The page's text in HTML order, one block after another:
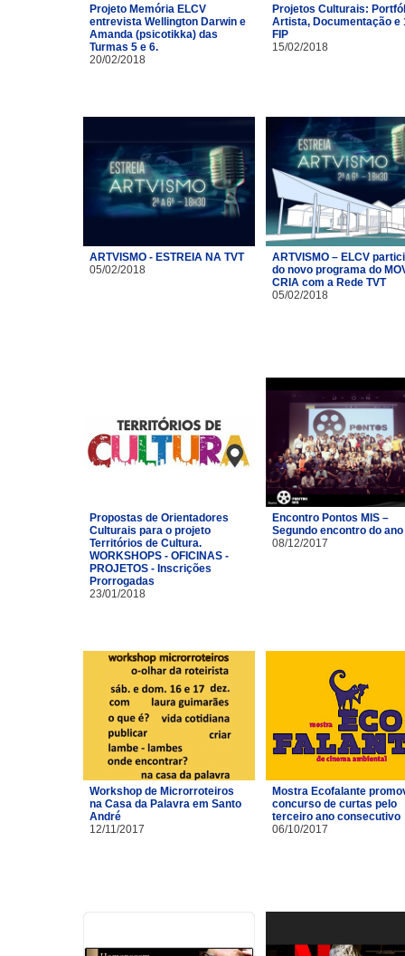
Projeto Memória ELCV
entrevista Wellington Darwin e
Amanda (psicotikka) das
Turmas 5 e 6.
20/02/2018
Projetos Culturais:
Artista, Documentação e
FIP
15/02/2018
ARTVISMO - ESTREIA NA TVT
05/02/2018
ARTVISMO – ELCV
do novo programa do
CRIA com a Rede TVT
05/02/2018
Propostas de Orientadores
Culturais para o projeto
Territórios de Cultura.
WORKSHOPS - OFICINAS -
PROJETOS - Inscrições
Prorrogadas
23/01/2018
Encontro Pontos MIS –
Segundo encontro do ano
08/12/2017
Workshop de Microrroteiros
na Casa da Palavra em Santo
André
12/11/2017
Mostra Ecofalante
concurso de curtas pelo
terceiro ano consecutivo
06/10/2017